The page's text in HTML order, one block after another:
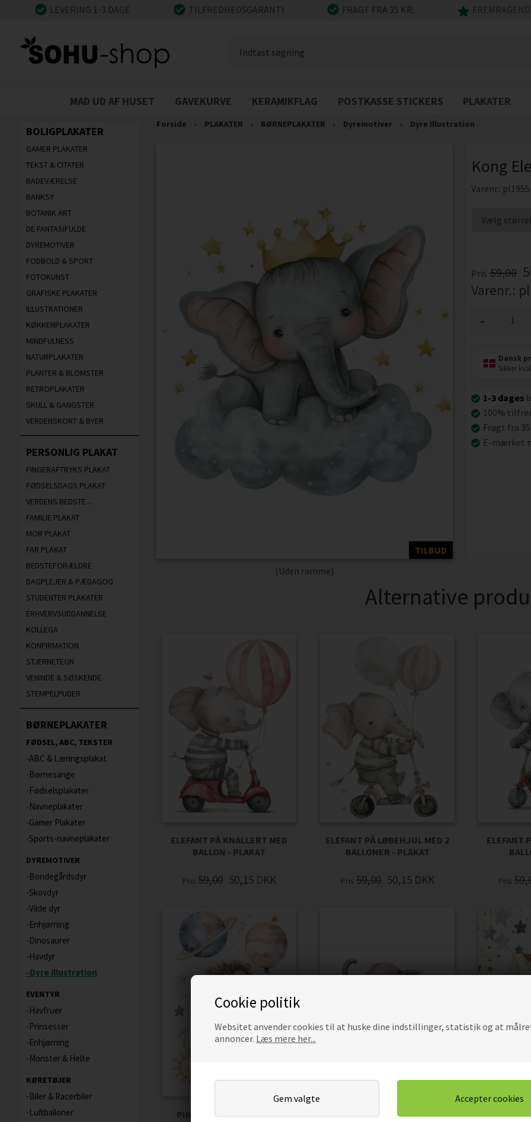
Cookie politik
Websitet anvender cookies til at huske dine indstillinger, statistik og at
annoncer. Læs mere her...
LEVERING 1-3 DAGE TILFREDHEDSGARANTI FRAGT FRA 35 KR.
MAD UD AF HUSET GAVEKURVE KERAMIKFLAG POSTKASSE STICKERS PLAKATER
BOLIGPLAKATER
GAMER PLAKATER
TEKST & CITATER
BADEVÆRELSE
BANKSY
BOTANIK ART
DE FANTASIFULDE
DYREMOTIVER
FODBOLD & SPORT
FOTOKUNST
GRAFISKE PLAKATER
ILLUSTRATIONER
KØKKENPLAKATER
MINDFULNESS
NATURPLAKATER
PLANTER & BLOMSTER
RETROPLAKATER
SKULL & GANGSTER
VERDENSKORT & BYER
PERSONLIG PLAKAT
FINGERAFTRYKS PLAKAT
FØDSELSDAGS PLAKAT
VERDENS BEDSTE...
FAMILIE PLAKAT
MOR PLAKAT
FAR PLAKAT
BEDSTEFORÆLDRE
DAGPLEJER & PÆDAGOG
STUDENTER PLAKATER
ERHVERVSUDDANNELSE
KOLLEGA
KONFIRMATION
STJERNETEGN
VENINDE & SØSKENDE
STEMPELPUDER
BØRNEPLAKATER
FØDSEL, ABC, TEKSTER
ABC & Læringsplakat
Børnesange
Fødselsplakater
Navneplakater
Gamer Plakater
Sports-navneplakater
DYREMOTIVER
Bondegårdsdyr
Skovdyr
Vilde dyr
Enhjørning
Dinosaurer
Havdyr
Dyre Illustration
EVENTYR
Havfruer
Prinsesser
Enhjørning
Monster & Helte
KØRETØJER
Biler & Racerbiler
Luftballoner
Forside › PLAKATER › BØRNEPLAKATER › Dyremotiver › Dyre Illustration
TILBUD
(Uden ramme)
Kong
Varenr.: pl1955
Pris 59,00
Varenr.:
-
Dansk
Sikker
1-3 dages
100%
Fragt fra
E-mærket
Alternative
ELEFANT PÅ KNALLERT MED
BALLON - PLAKAT
Pris 59,00 50,15 DKK
ELEFANT PÅ LØBEHJUL MED 2
BALLONER - PLAKAT
Pris 59,00 50,15 DKK
ELEFANT
Pris
PINDSVIN LEGER MED EN
PLAKAT - BALLERINA ELEFANT RÆV PÅ